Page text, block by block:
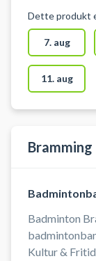
i Vejen på en
Idrætscenter.
bolde i
receptionen,
findes foran
som findes
Danmark. #badminton-vejen #lej-
badminton-i-
Dette produkt
7. aug
11. aug
Badminton
Kultur &